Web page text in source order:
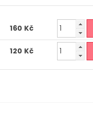
160 Kč
120 Kč